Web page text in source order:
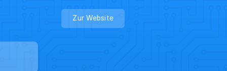
Zur Website